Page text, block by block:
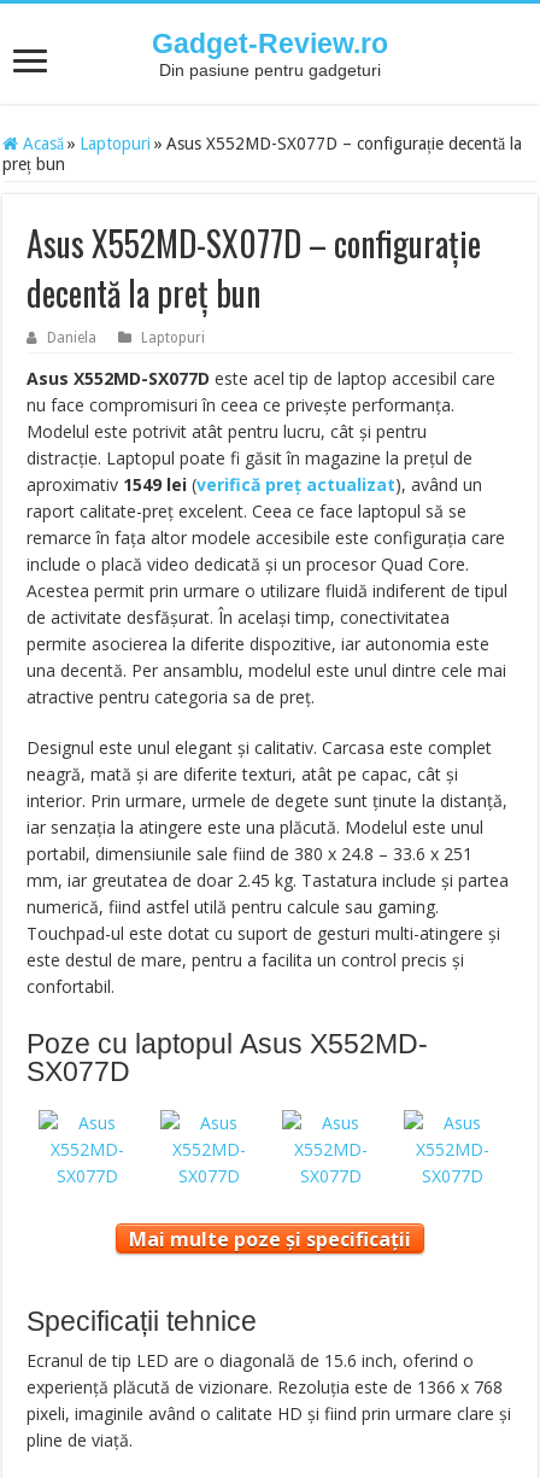
Gadget-Review.ro
Din pasiune pentru gadgeturi
Acasă » Laptopuri » Asus X552MD-SX077D – configurație decentă la
preț bun
Asus X552MD-SX077D – configurație
decentă la preț bun
Daniela Laptopuri
Asus X552MD-SX077D este acel tip de laptop accesibil care
nu face compromisuri în ceea ce privește performanța.
Modelul este potrivit atât pentru lucru, cât și pentru
distracție. Laptopul poate fi găsit în magazine la prețul de
aproximativ 1549 lei (verifică preț actualizat), având un
raport calitate-preț excelent. Ceea ce face laptopul să se
remarce în fața altor modele accesibile este configurația care
include o placă video dedicată și un procesor Quad Core.
Acestea permit prin urmare o utilizare fluidă indiferent de tipul
de activitate desfășurat. În același timp, conectivitatea
permite asocierea la diferite dispozitive, iar autonomia este
una decentă. Per ansamblu, modelul este unul dintre cele mai
atractive pentru categoria sa de preț.
Designul este unul elegant și calitativ. Carcasa este complet
neagră, mată și are diferite texturi, atât pe capac, cât și
interior. Prin urmare, urmele de degete sunt ținute la distanță,
iar senzația la atingere este una plăcută. Modelul este unul
portabil, dimensiunile sale fiind de 380 x 24.8 – 33.6 x 251
mm, iar greutatea de doar 2.45 kg. Tastatura include și partea
numerică, fiind astfel utilă pentru calcule sau gaming.
Touchpad-ul este dotat cu suport de gesturi multi-atingere și
este destul de mare, pentru a facilita un control precis și
confortabil.
Poze cu laptopul Asus X552MD-
SX077D
Mai multe poze și specificații
Specificații tehnice
Ecranul de tip LED are o diagonală de 15.6 inch, oferind o
experiență plăcută de vizionare. Rezoluția este de 1366 x 768
pixeli, imaginile având o calitate HD și fiind prin urmare clare și
pline de viață.